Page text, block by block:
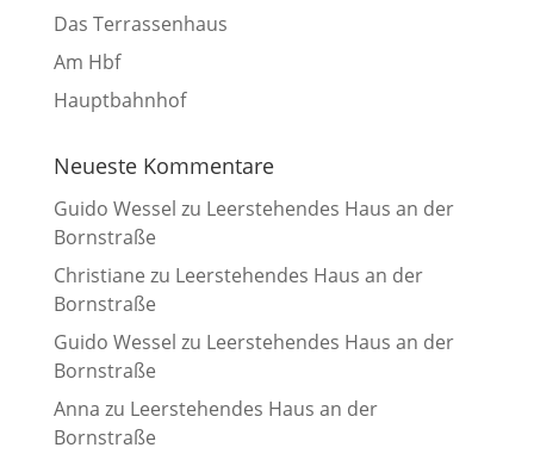
Das Terrassenhaus
Am Hbf
Hauptbahnhof
Neueste Kommentare
Guido Wessel zu Leerstehendes Haus an der
Bornstraße
Christiane zu Leerstehendes Haus an der
Bornstraße
Guido Wessel zu Leerstehendes Haus an der
Bornstraße
Anna zu Leerstehendes Haus an der
Bornstraße